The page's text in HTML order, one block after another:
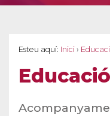
Esteu aquí: Inici ›